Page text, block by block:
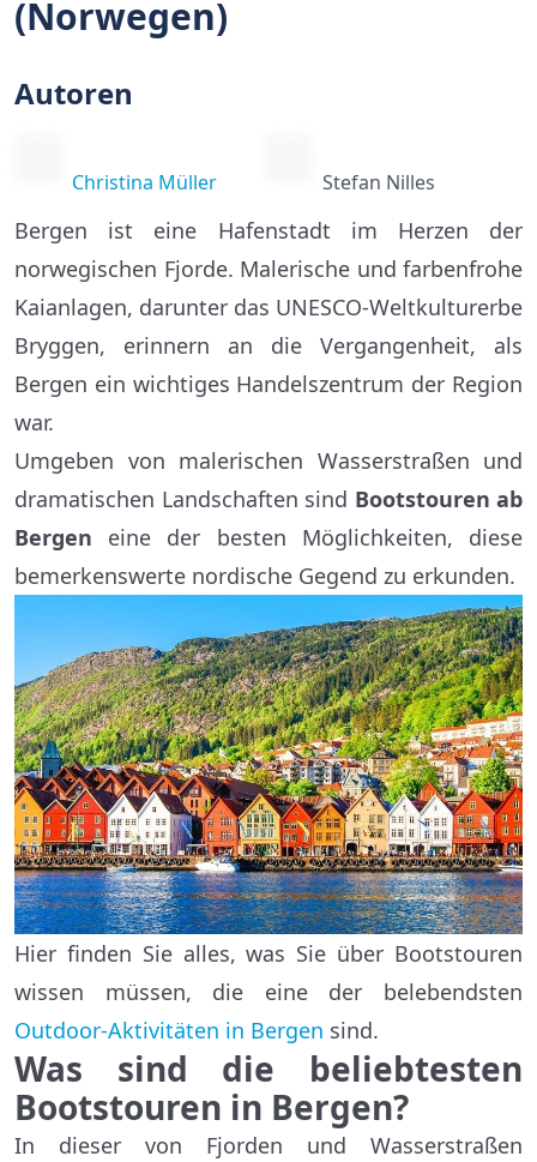
(Norwegen)
Autoren
Christina Müller Stefan Nilles
Bergen ist eine Hafenstadt im Herzen der
norwegischen Fjorde. Malerische und farbenfrohe
Kaianlagen, darunter das UNESCO-Weltkulturerbe
Bryggen, erinnern an die Vergangenheit, als
Bergen ein wichtiges Handelszentrum der Region
war.
Umgeben von malerischen Wasserstraßen und
dramatischen Landschaften sind Bootstouren ab
Bergen eine der besten Möglichkeiten, diese
bemerkenswerte nordische Gegend zu erkunden.
Hier finden Sie alles, was Sie über Bootstouren
wissen müssen, die eine der belebendsten
Outdoor-Aktivitäten in Bergen sind.
Was sind die beliebtesten
Bootstouren in Bergen?
In dieser von Fjorden und Wasserstraßen